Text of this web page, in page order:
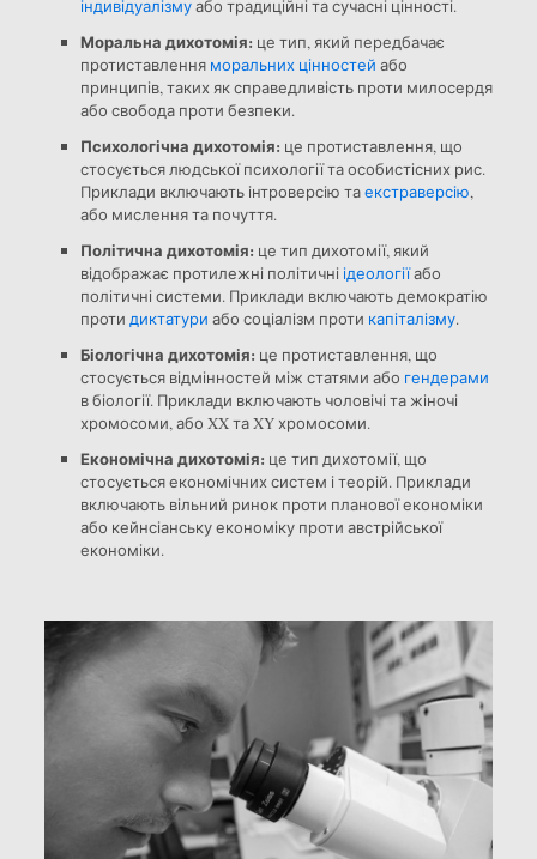
індивідуалізмуабо традиційні та сучасні цінності.
Моральна дихотомія: це тип, який передбачає
протиставлення моральних цінностей або
принципів, таких як справедливість проти милосердя
або свобода проти безпеки.
Психологічна дихотомія: це протиставлення, що
стосується людської психології та особистісних рис.
Приклади включають інтроверсію таекстраверсію,
або мислення та почуття.
Політична дихотомія: це тип дихотомії, який
відображає протилежні політичні ідеологіїабо
політичні системи. Приклади включають демократію
проти диктатури або соціалізм проти капіталізму.
Біологічна дихотомія: це протиставлення, що
стосується відмінностей між статями або гендерами
в біології. Приклади включають чоловічі та жіночі
хромосоми, або XX та XY хромосоми.
Економічна дихотомія: це тип дихотомії, що
стосується економічних систем і теорій. Приклади
включають вільний ринок проти планової економіки
або кейнсіанську економіку проти австрійської
економіки.